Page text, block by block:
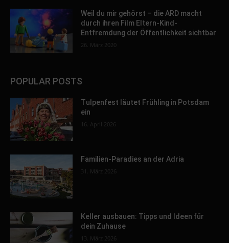
Weil du mir gehörst – die ARD macht
durch ihren Film Eltern-Kind-
Entfremdung der Öffentlichkeit sichtbar
26. März 2020
POPULAR POSTS
Tulpenfest läutet Frühling in Potsdam
ein
16. April 2026
Familien-Paradies an der Adria
31. März 2026
Keller ausbauen: Tipps und Ideen für
dein Zuhause
13. März 2026